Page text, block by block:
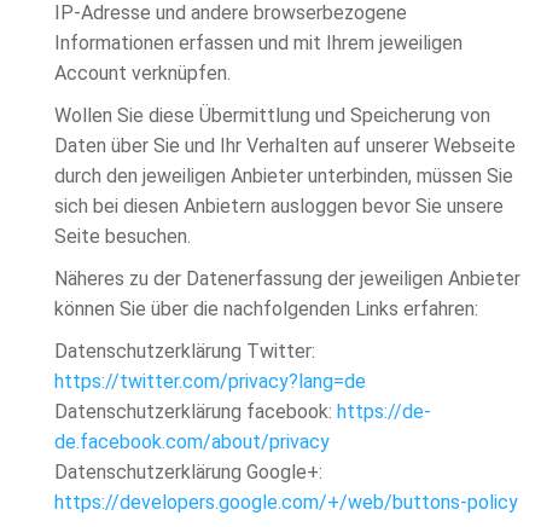
IP-Adresse und andere browserbezogene
Informationen erfassen und mit Ihrem jeweiligen
Account verknüpfen.
Wollen Sie diese Übermittlung und Speicherung von
Daten über Sie und Ihr Verhalten auf unserer Webseite
durch den jeweiligen Anbieter unterbinden, müssen Sie
sich bei diesen Anbietern ausloggen bevor Sie unsere
Seite besuchen.
Näheres zu der Datenerfassung der jeweiligen Anbieter
können Sie über die nachfolgenden Links erfahren:
Datenschutzerklärung Twitter:
https://twitter.com/privacy?lang=de
Datenschutzerklärung facebook: https://de-
de.facebook.com/about/privacy
Datenschutzerklärung Google+:
https://developers.google.com/+/web/buttons-policy